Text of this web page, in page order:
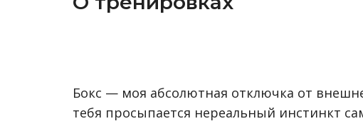
Бокс — моя абсолютная отключка от
тебя просыпается нереальный инстинкт